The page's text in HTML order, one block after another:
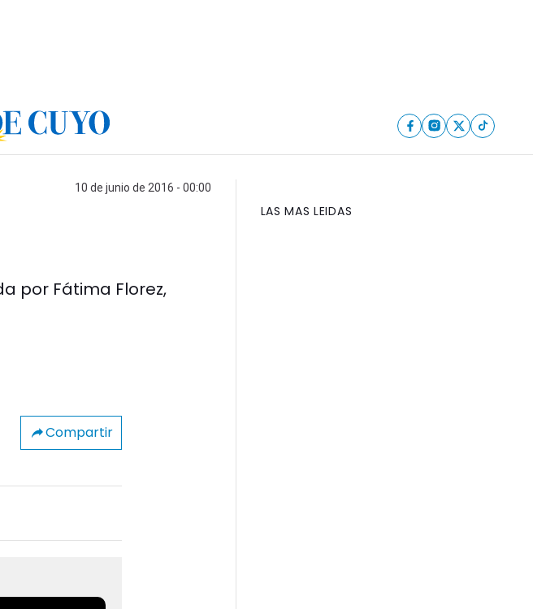
10 de junio de 2016 - 00:00
por Fátima Florez,
Compartir
LAS MAS LEIDAS